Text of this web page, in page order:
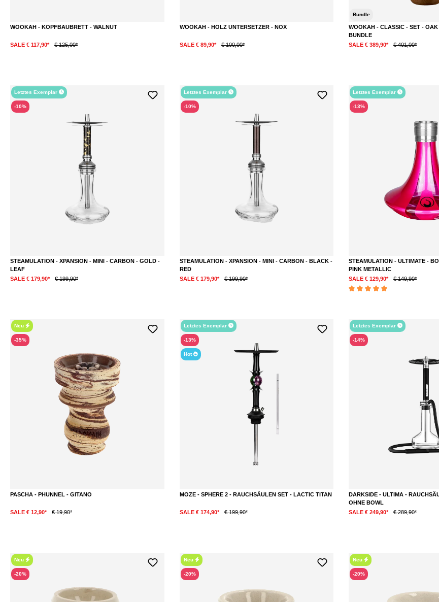
WOOKAH - KOPFBAUBRETT - WALNUT
SALE € 117,90* € 125,00*
WOOKAH - HOLZ UNTERSETZER - NOX
SALE € 89,90* € 100,00*
Bundle
WOOKAH - CLASSIC - SET -
BUNDLE
SALE € 389,90*
€ 401,00*
Letztes Exemplar
-10%
STEAMULATION - XPANSION - MINI - CARBON - GOLD -
LEAF
SALE € 179,90*
€ 199,90*
Letztes Exemplar
-10%
STEAMULATION - XPANSION - MINI - CARBON - BLACK -
RED
SALE € 179,90*
€ 199,90*
Letztes Exemplar
-13%
STEAMULATION - ULTIMATE -
PINK METALLIC
SALE € 129,90*
€ 149,90*
Neu
-35%
PASCHA - PHUNNEL - GITANO
SALE € 12,90* € 19,90*
Letztes Exemplar
-13%
Hot
MOZE - SPHERE 2 - RAUCHSÄULEN SET - LACTIC TITAN
SALE € 174,90* € 199,90*
Letztes Exemplar
-14%
DARKSIDE - ULTIMA -
OHNE BOWL
SALE € 249,90*
€ 289,90*
Neu
-20%
Neu
-20%
Neu
-20%